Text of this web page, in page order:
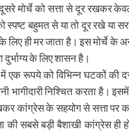
को सत्ता से दूर रखकर केवल
स्पष्ट बहुमत से या तो दूर रखे या
के लिए ही मर जाता है। इस मोर्चे
दुर्भाग्य के लिए शासन है।
में एक रूपये को विभिन्न घटकों की
भागीदारी निश्चित करता है।
कांग्रेस के सहयोग से सत्ता पर
सबसे बड़ी बैशाखी कांग्रेस ही